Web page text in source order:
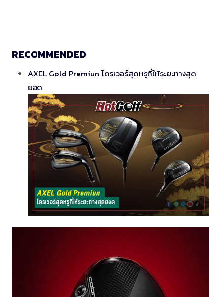
RECOMMENDED
AXEL Gold Premiun ไดรเวอร์สุดหรูที่ให้ระยะทางสุด
ยอด